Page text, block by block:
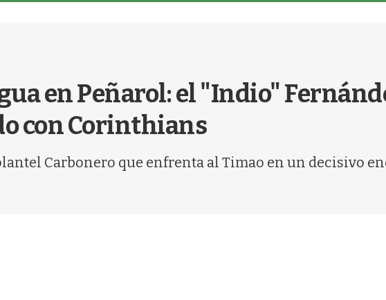
en Peñarol: el "Indio"
con Corinthians
Carbonero que enfrenta al Timao en un decisivo